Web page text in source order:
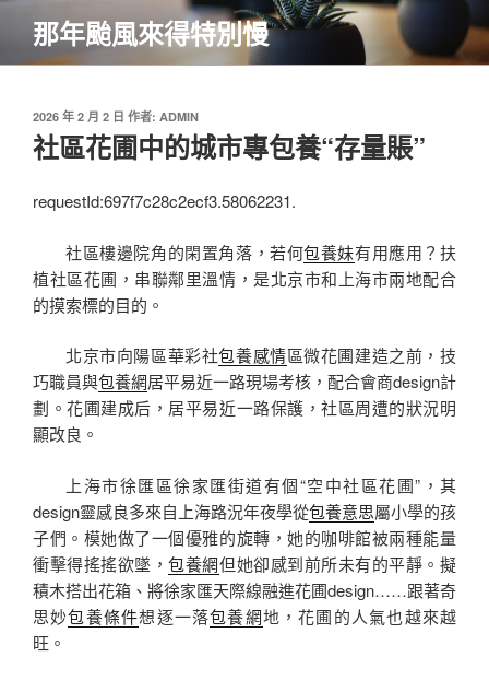
主
那年颱風來得特別慢
發
佈
於
2026 年 2 月 2 日 作者: ADMIN
社區花圃中的城市專包養“存量賬”
requestId:697f7c28c2ecf3.58062231.
社區樓邊院角的閑置角落，若何包養妹有用應用？扶
植社區花圃，串聯鄰里溫情，是北京市和上海市兩地配合
的摸索標的目的。
北京市向陽區華彩社包養感情區微花圃建造之前，技
巧職員與包養網居平易近一路現場考核，配合會商design計
劃。花圃建成后，居平易近一路保護，社區周遭的狀況明
顯改良。
上海市徐匯區徐家匯街道有個“空中社區花圃”，其
design靈感良多來自上海路況年夜學從包養意思屬小學的孩
子們。模她做了一個優雅的旋轉，她的咖啡館被兩種能量
衝擊得搖搖欲墜，包養網但她卻感到前所未有的平靜。擬
積木搭出花箱、將徐家匯天際線融進花圃design……跟著奇
思妙包養條件想逐一落包養網地，花圃的人氣也越來越
旺。